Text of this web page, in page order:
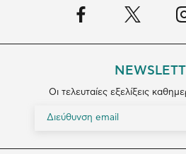
Οι τελευταίες εξελίξεις